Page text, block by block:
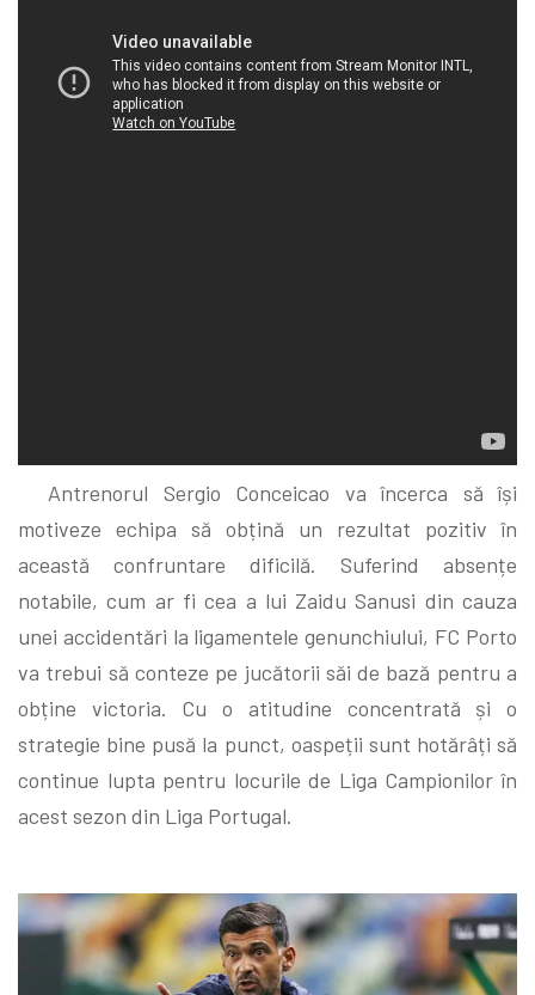
Antrenorul Sergio Conceicao va încerca să își
motiveze echipa să obțină un rezultat pozitiv în
această confruntare dificilă. Suferind absențe
notabile, cum ar fi cea a lui Zaidu Sanusi din cauza
unei accidentări la ligamentele genunchiului, FC Porto
va trebui să conteze pe jucătorii săi de bază pentru a
obține victoria. Cu o atitudine concentrată și o
strategie bine pusă la punct, oaspeții sunt hotărâți să
continue lupta pentru locurile de Liga Campionilor în
acest sezon din Liga Portugal.